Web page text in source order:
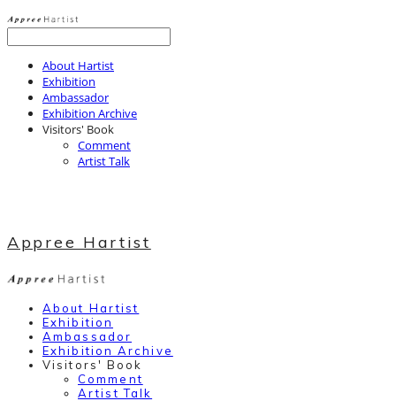
About Hartist
Exhibition
Ambassador
Exhibition Archive
Visitors' Book
Comment
Artist Talk
Appree Hartist
About Hartist
Exhibition
Ambassador
Exhibition Archive
Visitors' Book
Comment
Artist Talk